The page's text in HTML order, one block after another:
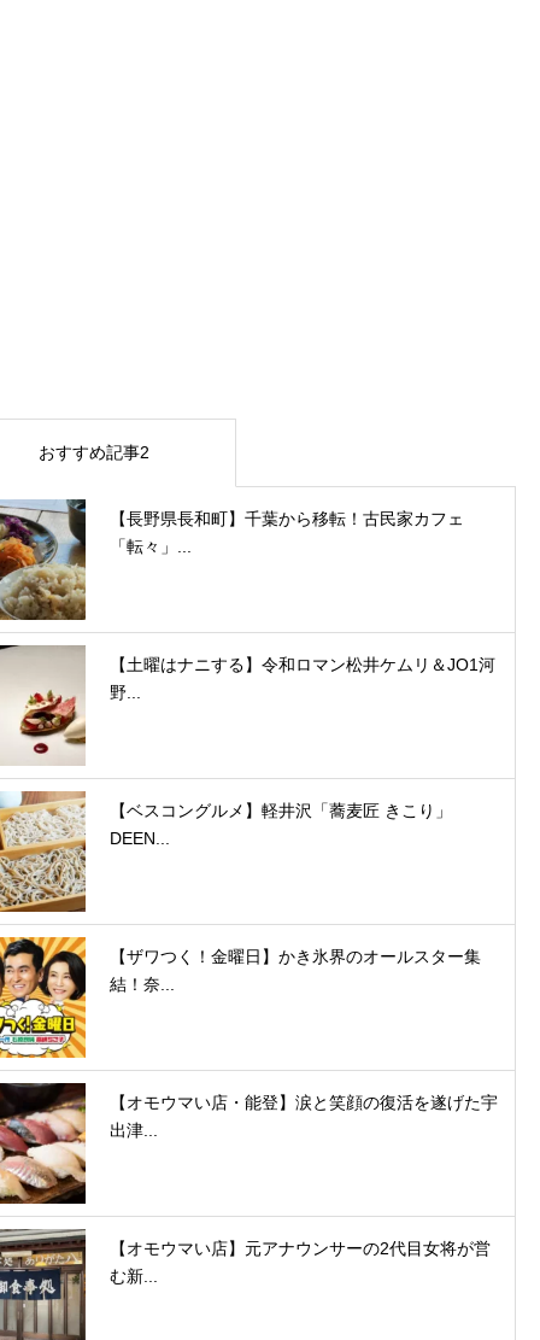
おすすめ記事2
【長野県長和町】千葉から移転！古民家カフェ
「転々」...
【土曜はナニする】令和ロマン松井ケムリ＆JO1河
野...
【ベスコングルメ】軽井沢「蕎麦匠 きこり」
DEEN...
【ザワつく！金曜日】かき氷界のオールスター集
結！奈...
【オモウマい店・能登】涙と笑顔の復活を遂げた宇
出津...
【オモウマい店】元アナウンサーの2代目女将が営
む新...